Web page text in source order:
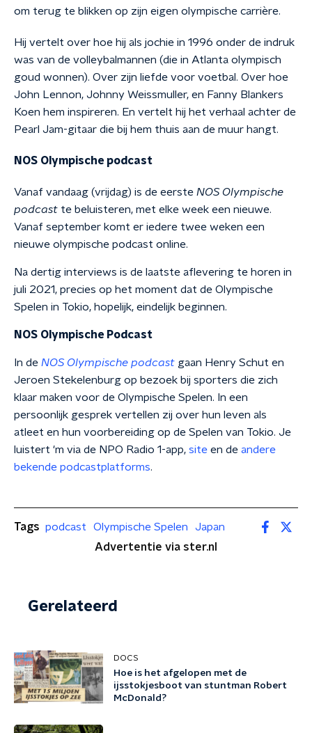
om terug te blikken op zijn eigen olympische carrière.
Hij vertelt over hoe hij als jochie in 1996 onder de indruk
was van de volleybalmannen (die in Atlanta olympisch
goud wonnen). Over zijn liefde voor voetbal. Over hoe
John Lennon, Johnny Weissmuller, en Fanny Blankers
Koen hem inspireren. En vertelt hij het verhaal achter de
Pearl Jam-gitaar die bij hem thuis aan de muur hangt.
NOS Olympische podcast
Vanaf vandaag (vrijdag) is de eerste NOS Olympische
podcast te beluisteren, met elke week een nieuwe.
Vanaf september komt er iedere twee weken een
nieuwe olympische podcast online.
Na dertig interviews is de laatste aflevering te horen in
juli 2021, precies op het moment dat de Olympische
Spelen in Tokio, hopelijk, eindelijk beginnen.
NOS Olympische Podcast
In de NOS Olympische podcast gaan Henry Schut en
Jeroen Stekelenburg op bezoek bij sporters die zich
klaar maken voor de Olympische Spelen. In een
persoonlijk gesprek vertellen zij over hun leven als
atleet en hun voorbereiding op de Spelen van Tokio. Je
luistert 'm via de NPO Radio 1-app, site en de andere
bekende podcastplatforms.
Tags podcast Olympische Spelen
Japan
Advertentie via ster.nl
Gerelateerd
DOCS
Hoe is het afgelopen met de
ijsstokjesboot van stuntman Robert
McDonald?